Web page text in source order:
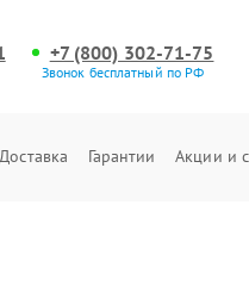
+7 (800) 302-71-75
Звонок бесплатный по РФ
Доставка Гарантии Акции и